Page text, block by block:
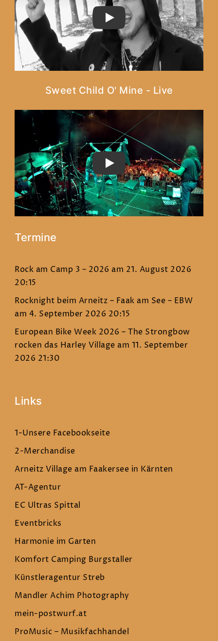
Sweet Child O' Mine - Live
Termine
Rock am Camp 3 – 2026 am 21. August 2026
20:15
Rocknight beim Arneitz – Faak am See – EBW
am 4. September 2026 20:15
European Bike Week 2026 – The Strongbow
rocken das Harley Village am 11. September
2026 21:30
Links
1-Unsere Facebookseite
2-Merchandise
Arneitz Village am Faakersee in Kärnten
AT-Agentur
EC Ultras Spittal
Eventbricks
Harmonie im Garten
Komfort Camping Burgstaller
Künstleragentur Streb
Mandler Achim Photography
mein-postwurf.at
ProMusic – Musikfachhandel